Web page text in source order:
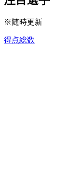
※随時更新
得点総数